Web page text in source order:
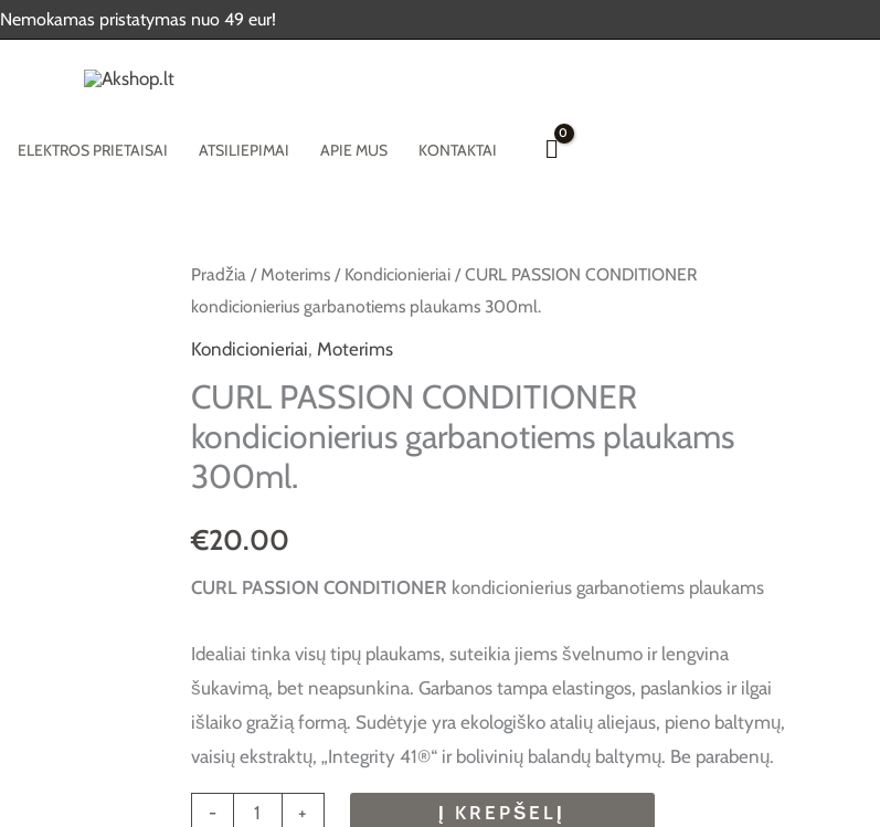
Nemokamas pristatymas nuo 49 eur!
ELEKTROS PRIETAISAI ATSILIEPIMAI APIE MUS KONTAKTAI
Pradžia /Moterims / Kondicionieriai / CURL PASSION CONDITIONER
kondicionierius garbanotiems plaukams 300ml.
Kondicionieriai, Moterims
CURL PASSION CONDITIONER
kondicionierius garbanotiems plaukams
300ml.
€20.00
CURL PASSION CONDITIONER kondicionierius garbanotiems plaukams
Idealiai tinka visų tipų plaukams, suteikia jiems švelnumo ir lengvina
šukavimą, bet neapsunkina. Garbanos tampa elastingos, paslankios ir ilgai
išlaiko gražią formą. Sudėtyje yra ekologiško atalių aliejaus, pieno baltymų,
vaisių ekstraktų, „Integrity 41®“ ir bolivinių balandų baltymų. Be parabenų.
-
produkto
kiekis:
CURL
CONDITIONER
kondicionierius
garbanotiems
300ml.
+ Į KREPŠELĮ